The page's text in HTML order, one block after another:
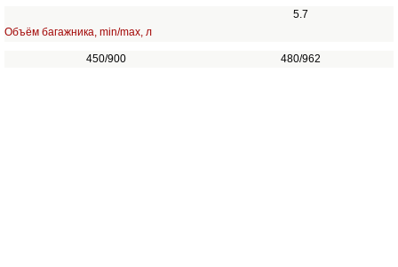
5.7
Объём багажника, min/max, л
450/900 480/962